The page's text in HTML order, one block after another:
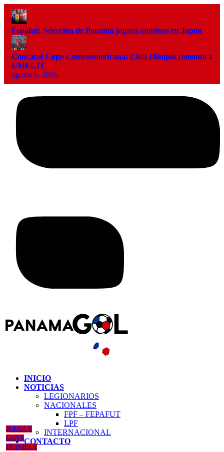
Fepafut: Selección de Panamá jugará amistoso en Japón
Concacaf Copa Centroamericana: Club Olimpia remonta a
UMECIT
agosto 6, 2026
INICIO
NOTICIAS
LEGIONARIOS
NACIONALES
FPF – FEPAFUT
LPF
INTERNACIONAL
CONTACTO
JUEGA Y
GANA
QUINIELA